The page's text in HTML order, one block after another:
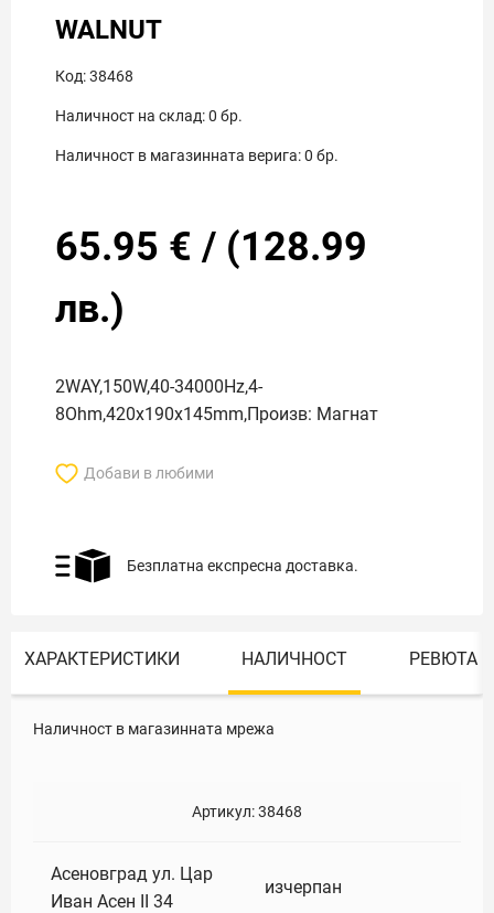
WALNUT
Код:38468
Наличност на склад:0 бр.
Наличност в магазинната верига:0 бр.
65.95 € / (128.99
лв.)
2WAY,150W,40-34000Hz,4-
8Ohm,420x190x145mm,Произв: Магнат
Добави в любими
Безплатна експресна доставка.
ХАРАКТЕРИСТИКИ НАЛИЧНОСТ РЕВЮТА
Наличност в магазинната мрежа
Артикул:38468
Асеновград ул. Цар
Иван Асен II 34
изчерпан